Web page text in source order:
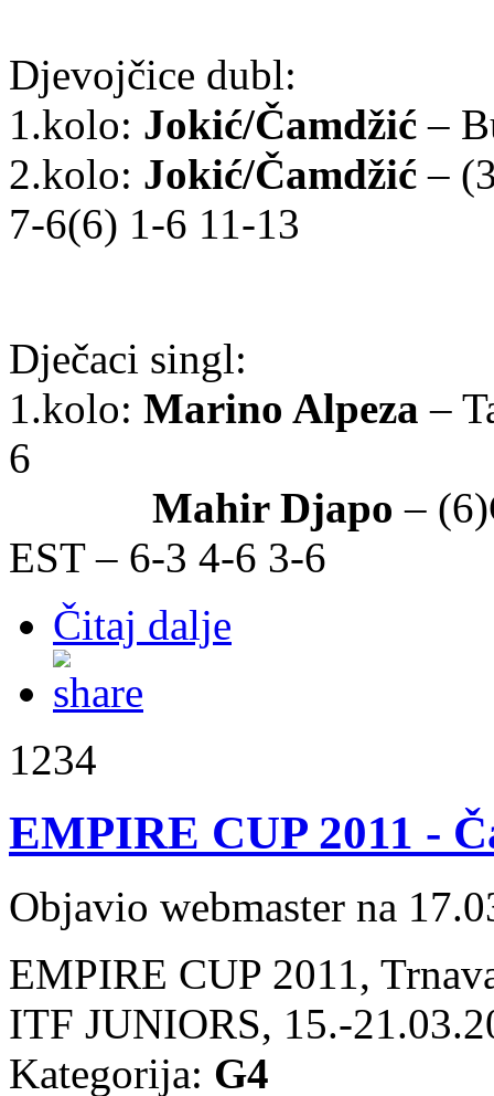
Djevojčice dubl:
1.kolo: Jokić/Čamdžić –
2.kolo: Jokić/Čamdžić –
7-6(6) 1-6 11-13
Dječaci singl:
1.kolo: Marino Alpeza –
6
Mahir Djapo –
EST– 6-3 4-6 3-6
Čitaj dalje
1234
EMPIRE CUP 2011 -
Objavio webmaster na
EMPIRE CUP 2011,
ITF JUNIORS, 15.-
Kategorija: G4